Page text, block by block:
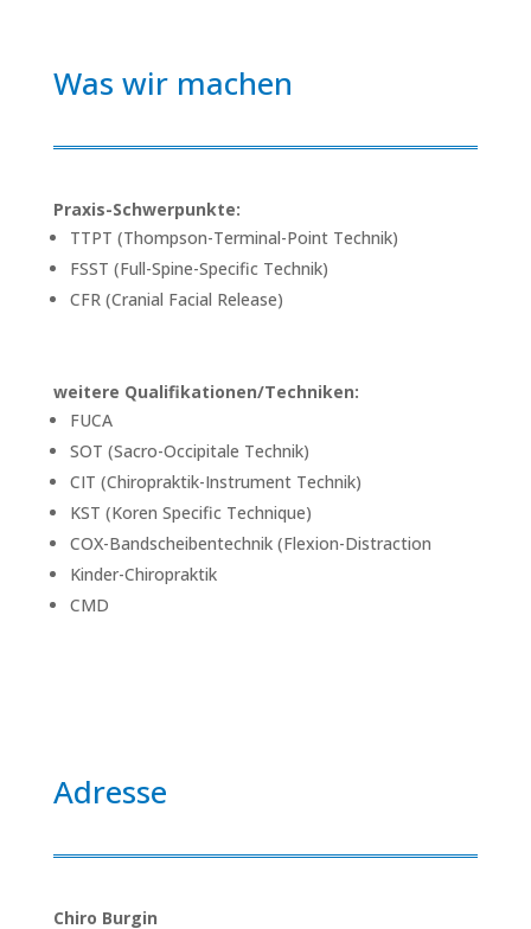
Was wir machen
Praxis-Schwerpunkte:
TTPT (Thompson-Terminal-Point Technik)
FSST (Full-Spine-Specific Technik)
CFR (Cranial Facial Release)
weitere Qualifikationen/Techniken:
FUCA
SOT (Sacro-Occipitale Technik)
CIT (Chiropraktik-Instrument Technik)
KST (Koren Specific Technique)
COX-Bandscheibentechnik (Flexion-Distraction
Kinder-Chiropraktik
CMD
Adresse
Chiro Burgin